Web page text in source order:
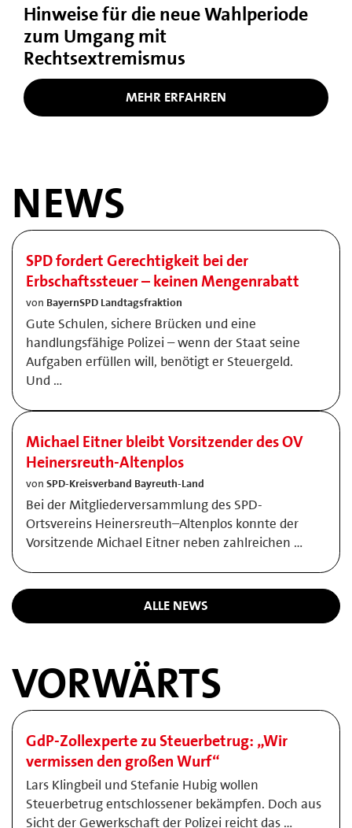
Hinweise für die neue Wahlperiode
zum Umgang mit
Rechtsextremismus
MEHR ERFAHREN
NEWS
SPD fordert Gerechtigkeit bei der
Erbschaftssteuer – keinen Mengenrabatt
von BayernSPD Landtagsfraktion
Gute Schulen, sichere Brücken und eine
handlungsfähige Polizei – wenn der Staat seine
Aufgaben erfüllen will, benötigt er Steuergeld.
Und …
Michael Eitner bleibt Vorsitzender des OV
Heinersreuth-Altenplos
von SPD-Kreisverband Bayreuth-Land
Bei der Mitgliederversammlung des SPD-
Ortsvereins Heinersreuth–Altenplos konnte der
Vorsitzende Michael Eitner neben zahlreichen …
ALLE NEWS
VORWÄRTS
GdP-Zollexperte zu Steuerbetrug: „Wir
vermissen den großen Wurf“
Lars Klingbeil und Stefanie Hubig wollen
Steuerbetrug entschlossener bekämpfen. Doch aus
Sicht der Gewerkschaft der Polizei reicht das …